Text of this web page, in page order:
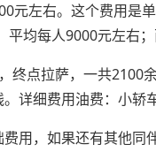
元左右。这个费用是
均每人9000元左右
终点拉萨，一共2100
详细费用油费：小轿
用，如果还有其他